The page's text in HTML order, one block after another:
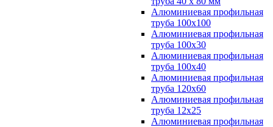
Алюминиевая профильная
труба 100х100
Алюминиевая профильная
труба 100х30
Алюминиевая профильная
труба 100х40
Алюминиевая профильная
труба 120х60
Алюминиевая профильная
труба 12x25
Алюминиевая профильная